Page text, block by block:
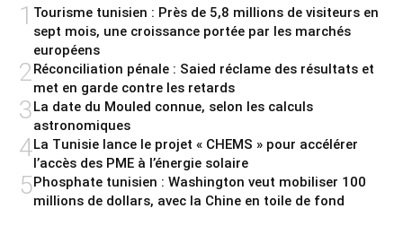
1 Tourisme tunisien : Près de 5,8 millions de visiteurs en
sept mois, une croissance portée par les marchés
européens
2Réconciliation pénale : Saied réclame des résultats et
met en garde contre les retards
3La date du Mouled connue, selon les calculs
astronomiques
4La Tunisie lance le projet « CHEMS » pour accélérer
l’accès des PME à l’énergie solaire
5Phosphate tunisien : Washington veut mobiliser 100
millions de dollars, avec la Chine en toile de fond